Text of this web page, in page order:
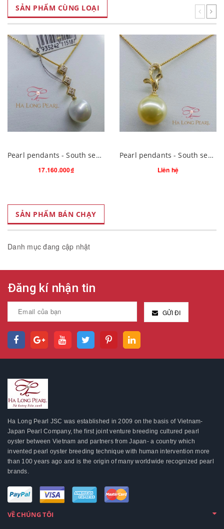
SẢN PHẨM CÙNG LOẠI
Pearl pendants - South sea 64S114G005S08 (Đ.200)
17.160.000₫
Pearl pendants - South sea 64S114G006S02 (Đ.150)
Liên hệ
SẢN PHẨM BÁN CHẠY
Danh mục đang cập nhật
Đăng kí nhận tin
GỬI ĐI
Ha Long Pearl JSC was established in 2009 on the basis of Vietnam-
Japan Pearl Company, the first joint venture breeding cultured pearl
oyster between Vietnam and partners from Japan- a country which
invented pearl oyster breeding technique with human intervention more
than 100 years ago and is the origin of many worldwide recognized pearl
brands.
VỀ CHÚNG TÔI